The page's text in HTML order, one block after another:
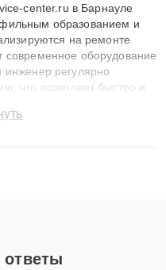
center.ru в Барнауле
образованием и
на ремонте
современное оборудование
инженер регулярно
что позволяет быстро и
мастера решают